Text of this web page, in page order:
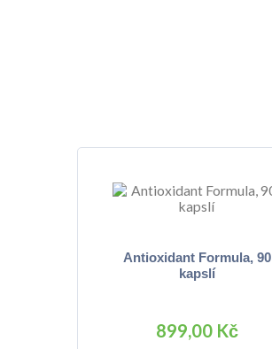
Antioxidant Formula, 90
kapslí
899,00 Kč